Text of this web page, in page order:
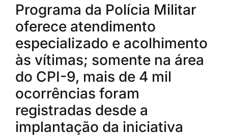
Programa da Polícia Militar
oferece atendimento
especializado e acolhimento
às vítimas; somente na área
do CPI-9, mais de 4 mil
ocorrências foram
registradas desde a
implantação da iniciativa